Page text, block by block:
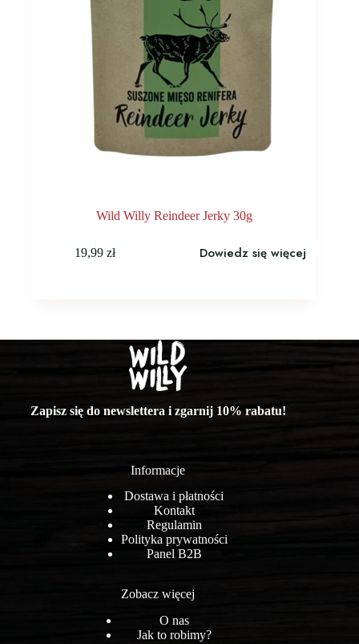
Wild Willy Reindeer Jerky 30g
19,99zł Dowiedz się więcej
Zapisz się do newslettera i zgarnij 10% rabatu!
Informacje
Dostawa i płatności
Kontakt
Regulamin
Polityka prywatności
Panel B2B
Zobacz więcej
O nas
Jak to robimy?